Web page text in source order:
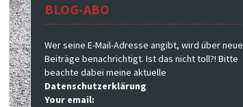
BLOG-ABO
Wer seine E-Mail-Adresse angibt, wird über neue
Beiträge benachrichtigt. Ist das nicht toll?! Bitte
beachte dabei meine aktuelle
Datenschutzerklärung
Your email: